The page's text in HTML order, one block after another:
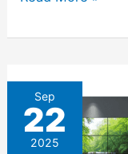
Sep
22
2025
Video
Wall
Seamless